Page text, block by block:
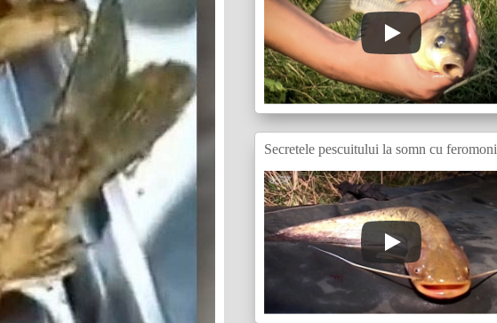
Secretele pescuitului la somn cu feromoni